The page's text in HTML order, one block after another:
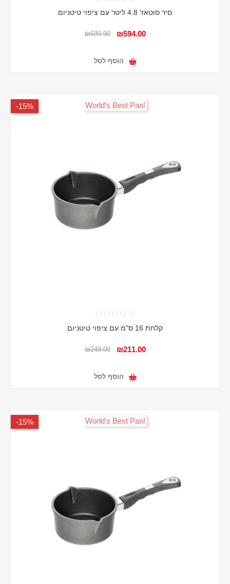
סיר סוטאז' 4.8 ליטר עם ציפוי טיטניום
₪594.00
₪699.90
הוסף לסל
15%- !World's Best Pan
קלחת 16 ס"מ עם ציפוי טיטניום
₪211.00
₪249.00
הוסף לסל
15%- !World's Best Pan